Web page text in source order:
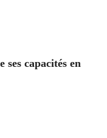
ses capacités en